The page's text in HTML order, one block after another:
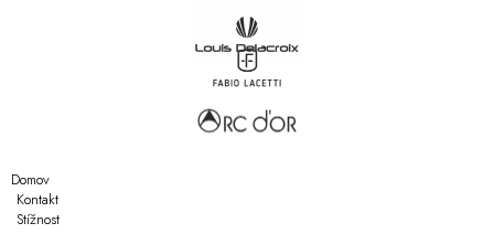
Domov
Kontakt
Stížnost